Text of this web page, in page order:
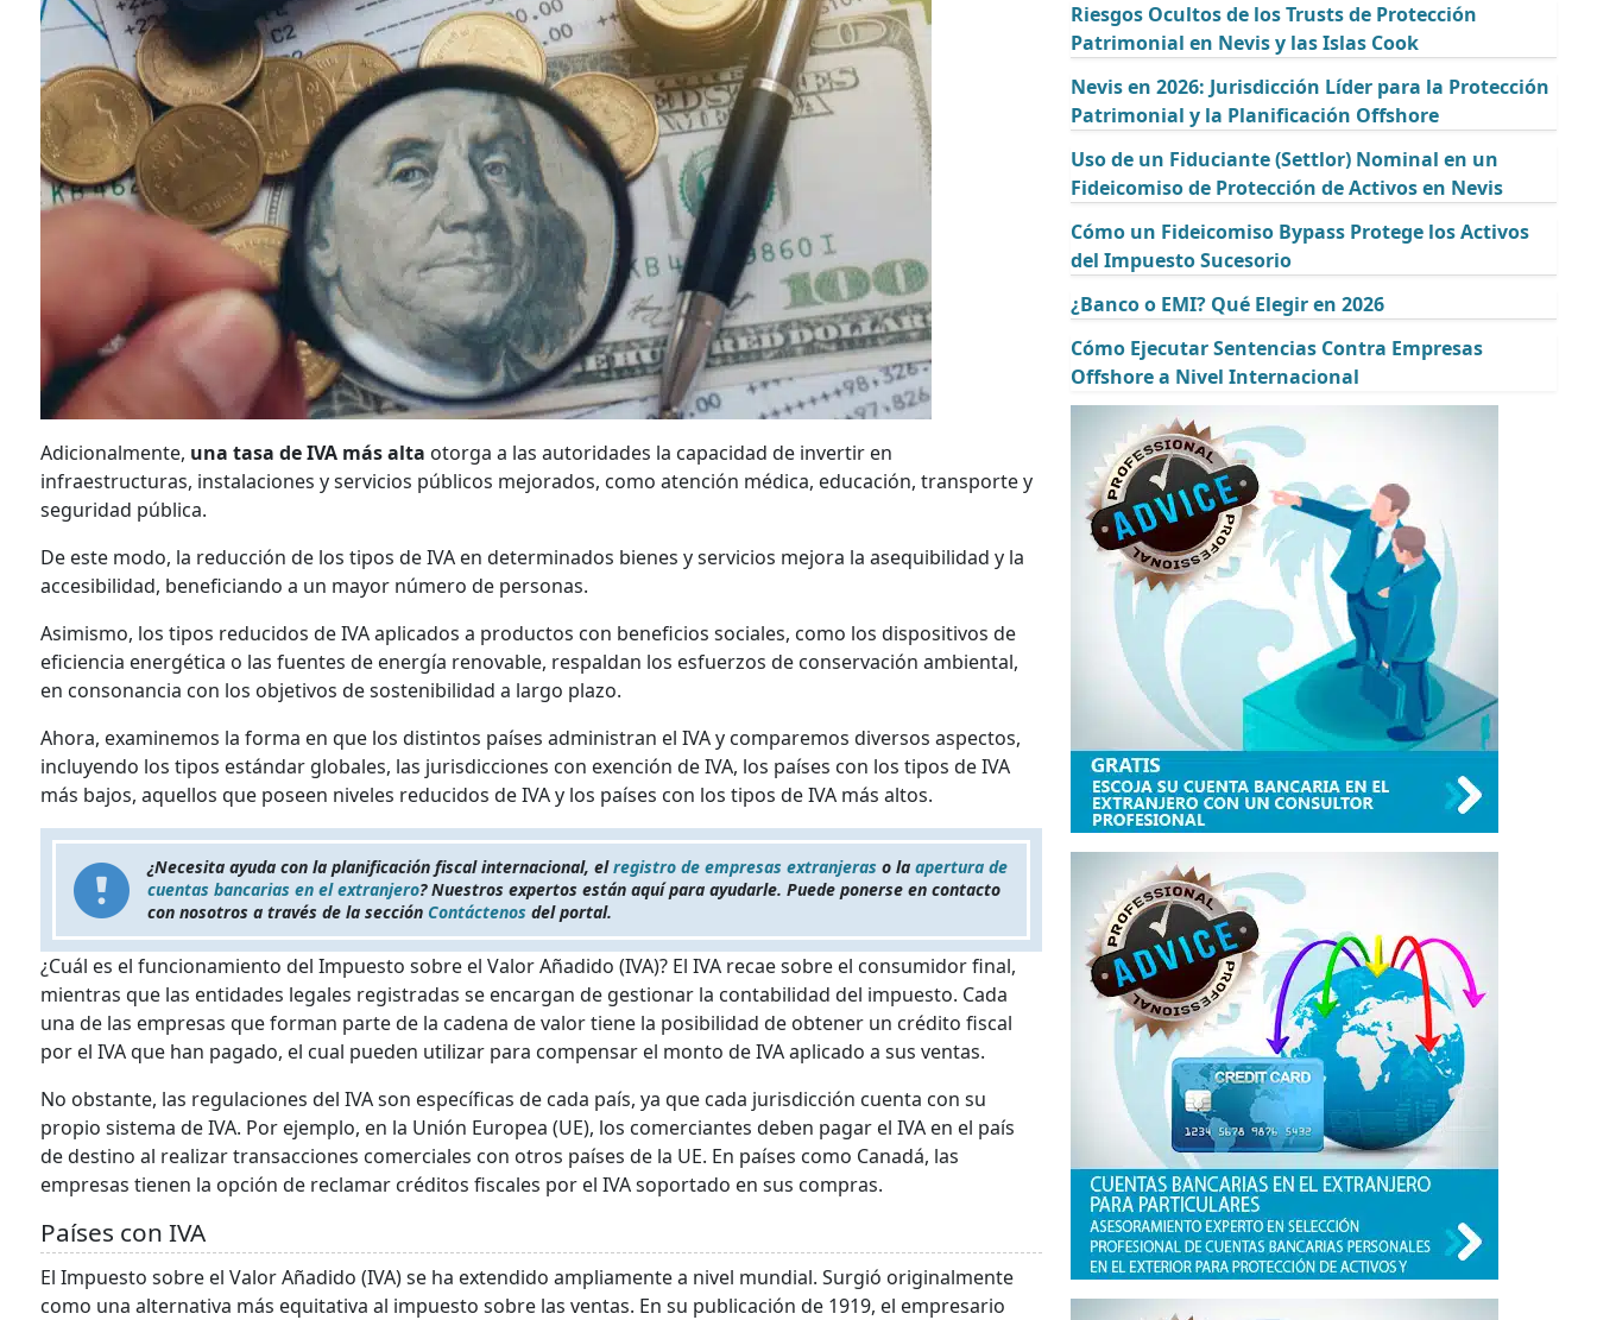
Adicionalmente, una tasa de IVA más alta otorga a las autoridades la capacidad de invertir en
infraestructuras, instalaciones y servicios públicos mejorados, como atención médica, educación, transporte y
seguridad pública.
De este modo, la reducción de los tipos de IVA en determinados bienes y servicios mejora la asequibilidad y la
accesibilidad, beneficiando a un mayor número de personas.
Asimismo, los tipos reducidos de IVA aplicados a productos con beneficios sociales, como los dispositivos de
eficiencia energética o las fuentes de energía renovable, respaldan los esfuerzos de conservación ambiental,
en consonancia con los objetivos de sostenibilidad a largo plazo.
Ahora, examinemos la forma en que los distintos países administran el IVA y comparemos diversos aspectos,
incluyendo los tipos estándar globales, las jurisdicciones con exención de IVA, los países con los tipos de IVA
más bajos, aquellos que poseen niveles reducidos de IVA y los países con los tipos de IVA más altos.
¿Necesita ayuda con la planificación fiscal internacional, elregistro de empresas extranjeras o la apertura de
cuentas bancarias en el extranjero? Nuestros expertos están aquí para ayudarle. Puede ponerse en contacto
con nosotros a través de la sección Contáctenos del portal.
¿Cuál es el funcionamiento del Impuesto sobre el Valor Añadido (IVA)? El IVA recae sobre el consumidor final,
mientras que las entidades legales registradas se encargan de gestionar la contabilidad del impuesto. Cada
una de las empresas que forman parte de la cadena de valor tiene la posibilidad de obtener un crédito fiscal
por el IVA que han pagado, el cual pueden utilizar para compensar el monto de IVA aplicado a sus ventas.
No obstante, las regulaciones del IVA son específicas de cada país, ya que cada jurisdicción cuenta con su
propio sistema de IVA. Por ejemplo, en la Unión Europea (UE), los comerciantes deben pagar el IVA en el país
de destino al realizar transacciones comerciales con otros países de la UE. En países como Canadá, las
empresas tienen la opción de reclamar créditos fiscales por el IVA soportado en sus compras.
Países con IVA
El Impuesto sobre el Valor Añadido (IVA) se ha extendido ampliamente a nivel mundial. Surgió originalmente
como una alternativa más equitativa al impuesto sobre las ventas. En su publicación de 1919, el empresario
Riesgos Ocultos de los Trusts de Protección
Patrimonial en Nevis y las Islas Cook
Nevis en 2026: Jurisdicción Líder para la Protección
Patrimonial y la Planificación Offshore
Uso de un Fiduciante (Settlor) Nominal en un
Fideicomiso de Protección de Activos en Nevis
Cómo un Fideicomiso Bypass Protege los Activos
del Impuesto Sucesorio
¿Banco o EMI? Qué Elegir en 2026
Cómo Ejecutar Sentencias Contra Empresas
Offshore a Nivel Internacional